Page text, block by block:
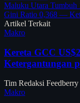
Maluku Utara Tumbuh
Gini Ratio 0,368 —
Artikel Terkait
Makro
Kereta GCC
Ketergantungan
Tim Redaksi Feedberry
Makro